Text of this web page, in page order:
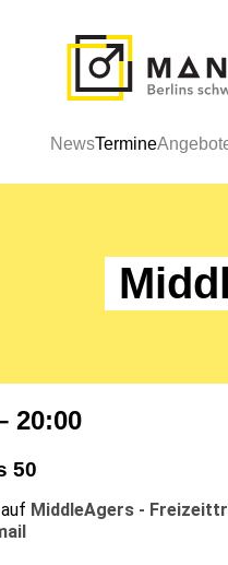
NewsTermine
20:00
50
MiddleAgers -